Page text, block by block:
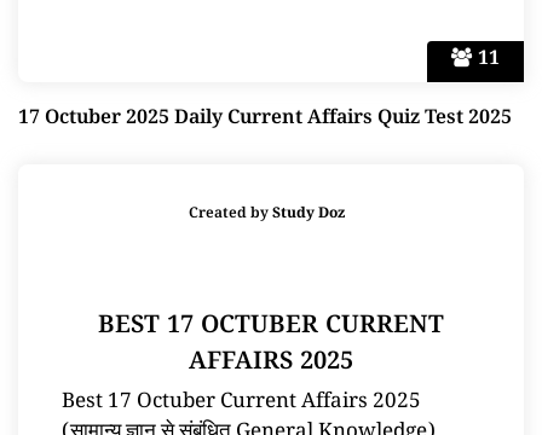
11
17 Octuber 2025 Daily Current Affairs Quiz Test 2025
Created byStudy Doz
BEST 17 OCTUBER CURRENT
AFFAIRS 2025
Best 17 Octuber Current Affairs 2025